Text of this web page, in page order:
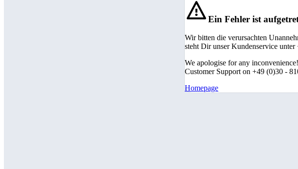
Ein Fehler ist
Wir bitten die verursachten
steht Dir unser Kundenservice
We apologise for any
Customer Support on +49 (0)30 -
Homepage